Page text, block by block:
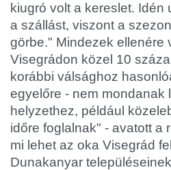
kiugró volt a kereslet.
a szállást, viszont a
görbe." Mindezek ellenére
Visegrádon közel 10
korábbi válsághoz
egyelőre - nem
helyzethez, például
időre foglalnak" - avatott a
mi lehet az oka Visegrád
Dunakanyar